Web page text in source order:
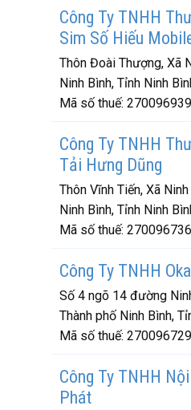
Công Ty TNHH
Sim Số Hiếu
Thôn Đoài Thượng, Xã
Ninh Bình, Tỉnh Ninh
Mã số thuế:
Công Ty TNHH
Tải Hưng Dũng
Thôn Vĩnh Tiến, Xã
Ninh Bình, Tỉnh Ninh
Mã số thuế:
Công Ty TNHH
Số 4 ngõ 14 đường
Thành phố Ninh Bình,
Mã số thuế:
Công Ty TNHH
Phát